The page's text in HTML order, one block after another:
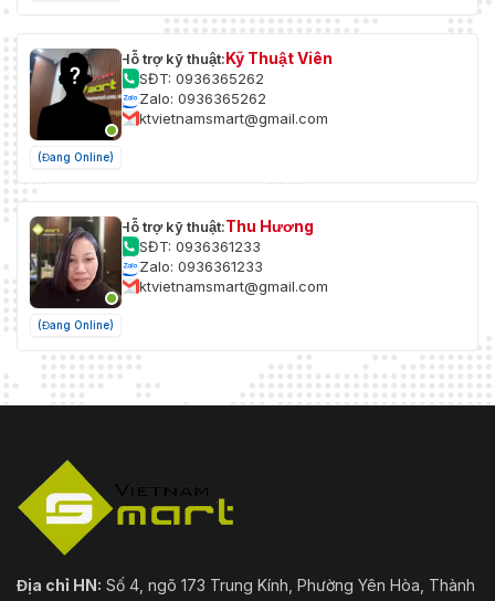
(Đang Online)
Hỗ trợ kỹ thuật:Kỹ Thuật Viên
SĐT: 0936365262
Zalo: 0936365262
ktvietnamsmart@gmail.com
(Đang Online)
Hỗ trợ kỹ thuật:Thu Hương
SĐT: 0936361233
Zalo: 0936361233
ktvietnamsmart@gmail.com
Địa chỉ HN: Số 4, ngõ 173 Trung Kính, Phường Yên Hòa, Thành